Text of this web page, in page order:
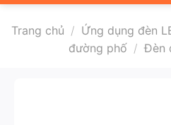
Trang chủ / Ứng dụng đèn
đường phố / Đèn